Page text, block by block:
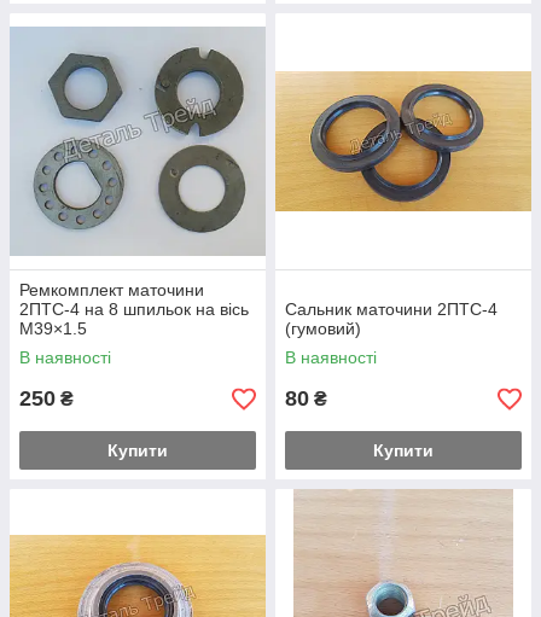
Ремкомплект маточини
2ПТС-4 на 8 шпильок на вісь
М39×1.5
В наявності
250 ₴
Купити
Сальник маточини 2ПТС-4
(гумовий)
В наявності
80 ₴
Купити